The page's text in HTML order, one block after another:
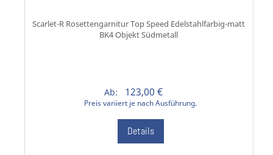
Scarlet-R Rosettengarnitur Top Speed Edelstahlfarbig-matt
BK4 Objekt Südmetall
Ab: 123,00 €
Preis variiert je nach Ausführung.
Details